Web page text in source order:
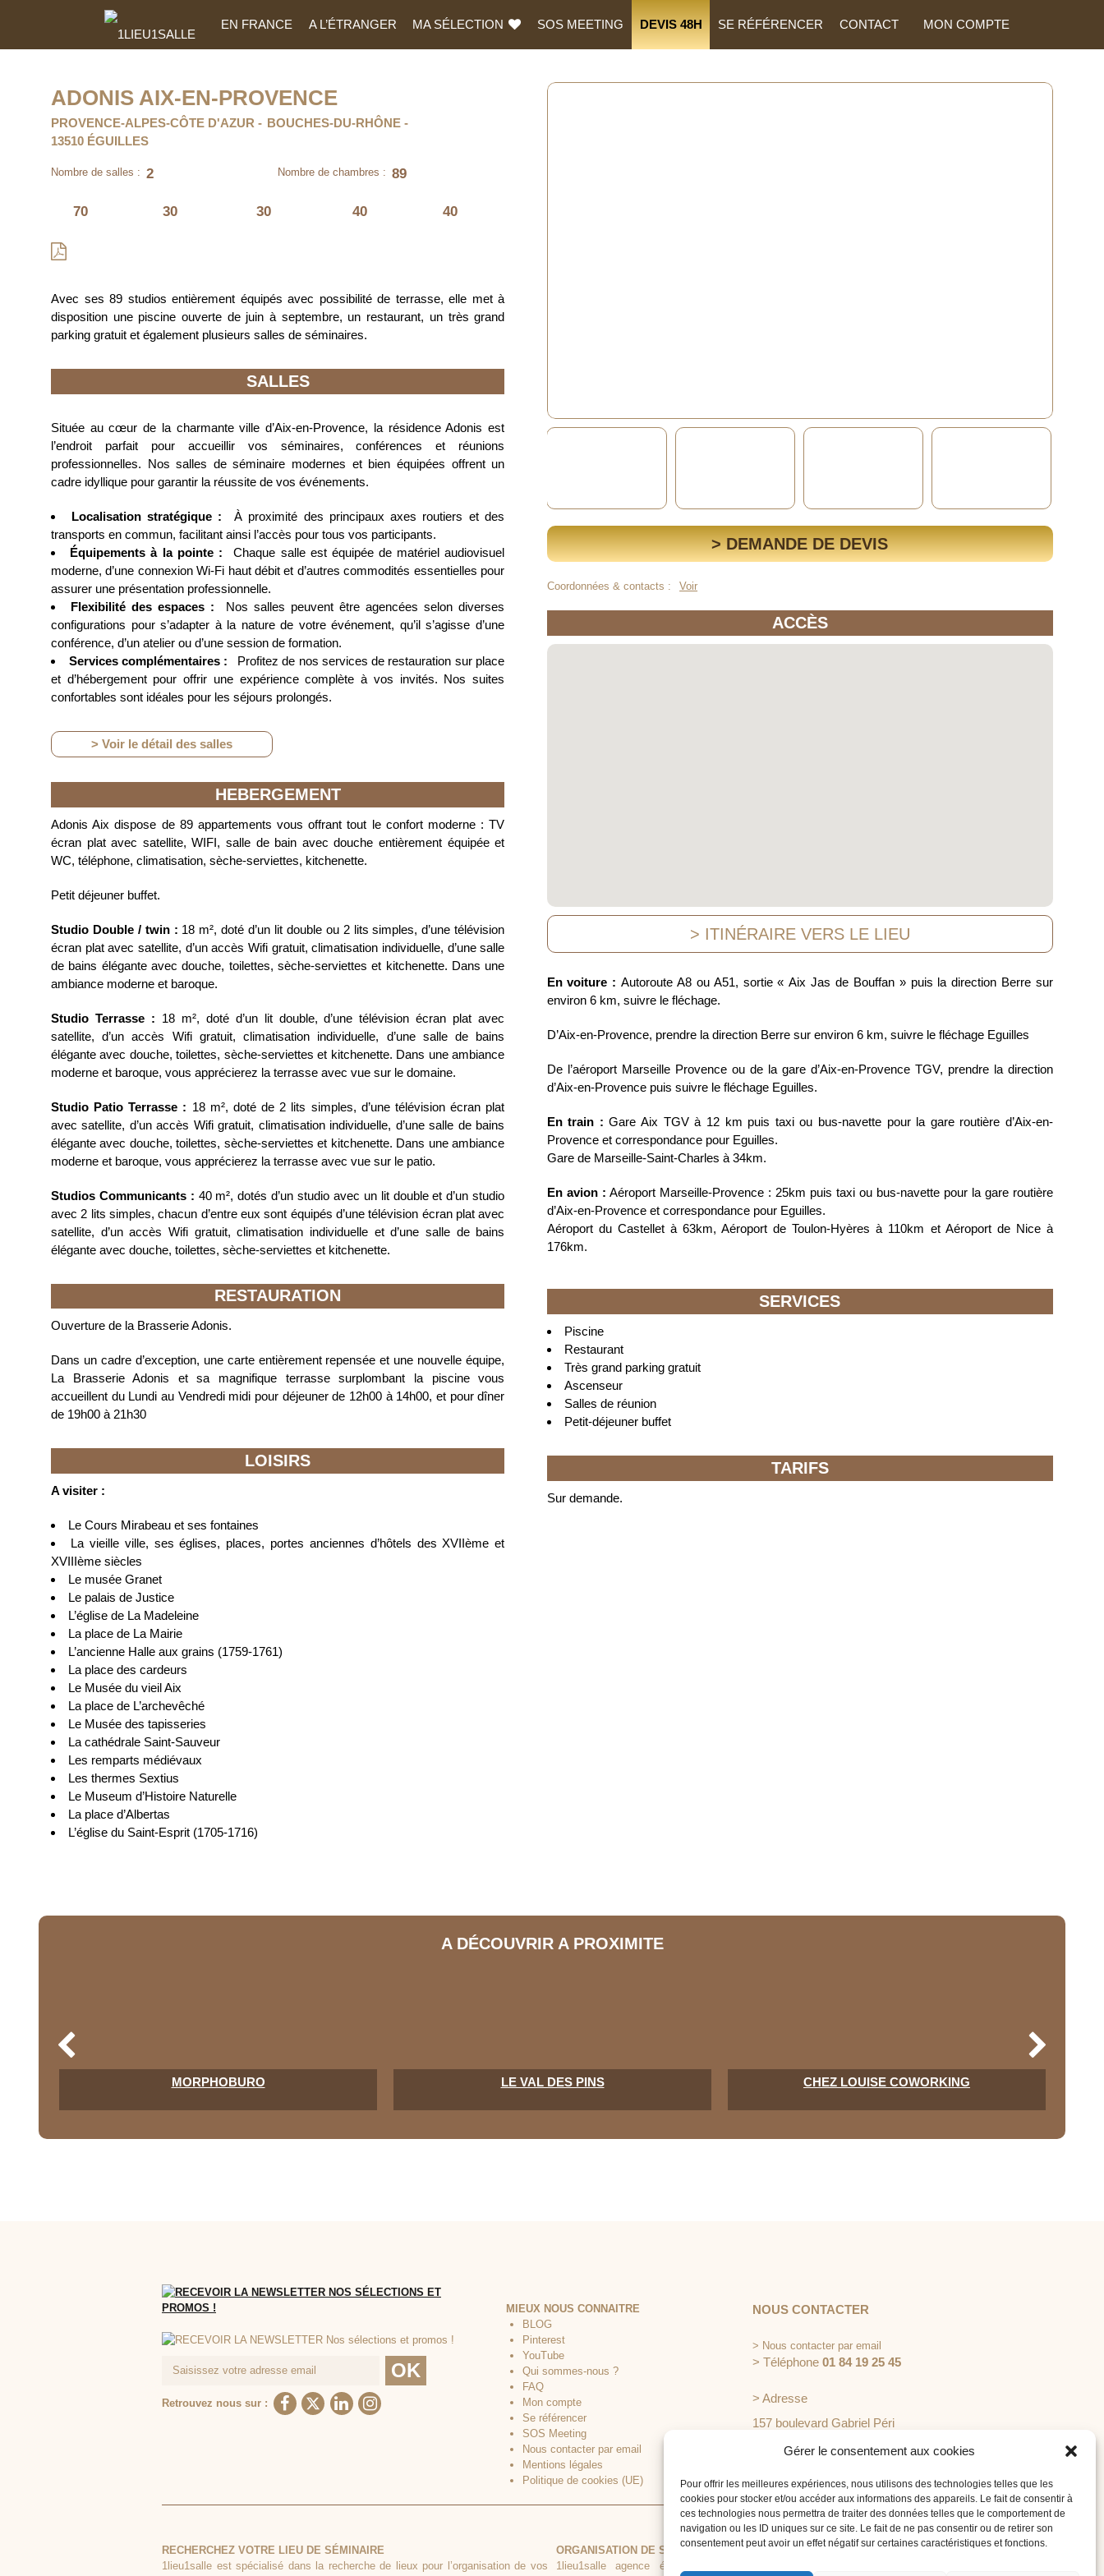
Gérer le consentement aux cookies
Pour offrir les meilleures expériences, nous utilisons des technologies telles que les
cookies pour stocker et/ou accéder aux informations des appareils. Le fait de consentir à
ces technologies nous permettra de traiter des données telles que le comportement de
navigation ou les ID uniques sur ce site. Le fait de ne pas consentir ou de retirer son
consentement peut avoir un effet négatif sur certaines caractéristiques et fonctions.
EN FRANCE A L’ÉTRANGER MA SÉLECTION SOS MEETING DEVIS 48H SE RÉFÉRENCER CONTACT MON COMPTE
ADONIS AIX-EN-PROVENCE
PROVENCE-ALPES-CÔTE D'AZUR
BOUCHES-DU-RHÔNE
13510 ÉGUILLES
Nombre de salles : 2 Nombre de chambres : 89
70 30 30 40 40
Avec ses 89 studios entièrement équipés avec possibilité de terrasse, elle met à
disposition une piscine ouverte de juin à septembre, un restaurant, un très grand
parking gratuit et également plusieurs salles de séminaires.
SALLES
Située au cœur de la charmante ville d’Aix-en-Provence, la résidence Adonis est
l’endroit parfait pour accueillir vos séminaires, conférences et réunions
professionnelles. Nos salles de séminaire modernes et bien équipées offrent un
cadre idyllique pour garantir la réussite de vos événements.
Localisation stratégique :
À proximité des principaux axes routiers et des
transports en commun, facilitant ainsi l’accès pour tous vos participants.
Équipements à la pointe :
Chaque salle est équipée de matériel audiovisuel
moderne, d’une connexion Wi-Fi haut débit et d’autres commodités essentielles pour
assurer une présentation professionnelle.
Flexibilité des espaces :
Nos salles peuvent être agencées selon diverses
configurations pour s’adapter à la nature de votre événement, qu’il s’agisse d’une
conférence, d’un atelier ou d’une session de formation.
Services complémentaires :
Profitez de nos services de restauration sur place
et d’hébergement pour offrir une expérience complète à vos invités. Nos suites
confortables sont idéales pour les séjours prolongés.
> Voir le détail des salles
HEBERGEMENT
Adonis Aix dispose de 89 appartements vous offrant tout le confort moderne : TV
écran plat avec satellite, WIFI, salle de bain avec douche entièrement équipée et
WC, téléphone, climatisation, sèche-serviettes, kitchenette.
Petit déjeuner buffet.
Studio Double / twin : 18 m², doté d’un lit double ou 2 lits simples, d’une télévision
écran plat avec satellite, d’un accès Wifi gratuit, climatisation individuelle, d’une salle
de bains élégante avec douche, toilettes, sèche-serviettes et kitchenette. Dans une
ambiance moderne et baroque.
Studio Terrasse : 18 m², doté d’un lit double, d’une télévision écran plat avec
satellite, d’un accès Wifi gratuit, climatisation individuelle, d’une salle de bains
élégante avec douche, toilettes, sèche-serviettes et kitchenette. Dans une ambiance
moderne et baroque, vous apprécierez la terrasse avec vue sur le domaine.
Studio Patio Terrasse : 18 m², doté de 2 lits simples, d’une télévision écran plat
avec satellite, d’un accès Wifi gratuit, climatisation individuelle, d’une salle de bains
élégante avec douche, toilettes, sèche-serviettes et kitchenette. Dans une ambiance
moderne et baroque, vous apprécierez la terrasse avec vue sur le patio.
Studios Communicants : 40 m², dotés d’un studio avec un lit double et d’un studio
avec 2 lits simples, chacun d’entre eux sont équipés d’une télévision écran plat avec
satellite, d’un accès Wifi gratuit, climatisation individuelle et d’une salle de bains
élégante avec douche, toilettes, sèche-serviettes et kitchenette.
RESTAURATION
Ouverture de la Brasserie Adonis.
Dans un cadre d’exception, une carte entièrement repensée et une nouvelle équipe,
La Brasserie Adonis et sa magnifique terrasse surplombant la piscine vous
accueillent du Lundi au Vendredi midi pour déjeuner de 12h00 à 14h00, et pour dîner
de 19h00 à 21h30
LOISIRS
A visiter :
Le Cours Mirabeau et ses fontaines
La vieille ville, ses églises, places, portes anciennes d’hôtels des XVIIème et
XVIIIème siècles
Le musée Granet
Le palais de Justice
L’église de La Madeleine
La place de La Mairie
L’ancienne Halle aux grains (1759-1761)
La place des cardeurs
Le Musée du vieil Aix
La place de L’archevêché
Le Musée des tapisseries
La cathédrale Saint-Sauveur
Les remparts médiévaux
Les thermes Sextius
Le Museum d’Histoire Naturelle
La place d’Albertas
L’église du Saint-Esprit (1705-1716)
> DEMANDE DE DEVIS
Coordonnées & contacts : Voir
ACCÈS
> ITINÉRAIRE VERS LE LIEU
En voiture :Autoroute A8 ou A51, sortie « Aix Jas de Bouffan » puis la direction Berre sur
environ 6 km, suivre le fléchage.
D’Aix-en-Provence, prendre la direction Berre sur environ 6 km, suivre le fléchage Eguilles
De l’aéroport Marseille Provence ou de la gare d’Aix-en-Provence TGV, prendre la direction
d’Aix-en-Provence puis suivre le fléchage Eguilles.
En train : Gare Aix TGV à 12 km puis taxi ou bus-navette pour la gare routière d’Aix-en-
Provence et correspondance pour Eguilles.
Gare de Marseille-Saint-Charles à 34km.
En avion : Aéroport Marseille-Provence : 25km puis taxi ou bus-navette pour la gare routière
d’Aix-en-Provence et correspondance pour Eguilles.
Aéroport du Castellet à 63km, Aéroport de Toulon-Hyères à 110km et Aéroport de Nice à
176km.
SERVICES
Piscine
Restaurant
Très grand parking gratuit
Ascenseur
Salles de réunion
Petit-déjeuner buffet
TARIFS
Sur demande.
A DÉCOUVRIR A PROXIMITE
MORPHOBURO LE VAL DES PINS CHEZ LOUISE COWORKING
Retrouvez nous sur :
MIEUX NOUS CONNAITRE
BLOG
Pinterest
YouTube
Qui sommes-nous ?
FAQ
Mon compte
Se référencer
SOS Meeting
Nous contacter par email
Mentions légales
Politique de cookies (UE)
NOUS CONTACTER
> Nous contacter par email
> Téléphone 01 84 19 25 45
> Adresse
157 boulevard Gabriel Péri
92240 Malakoff
RECHERCHEZ VOTRE LIEU DE SÉMINAIRE
1lieu1salle est spécialisé dans la recherche de lieux pour l’organisation de vos
ORGANISATION DE SÉMINAIRE CLÉ EN MAIN
1lieu1salle agence événementielle est spécialisée dans l'organisation de